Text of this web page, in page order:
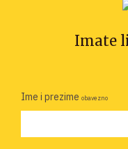
Imate
Ime i prezime obavezno